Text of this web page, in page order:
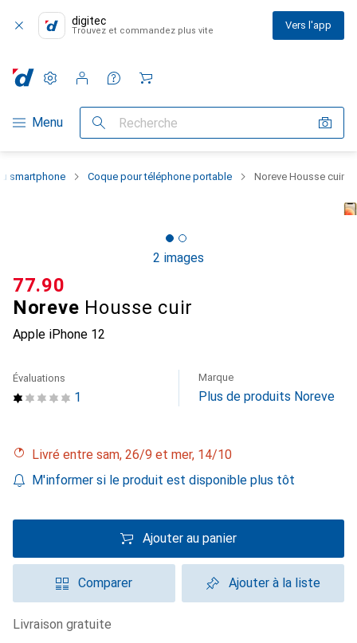
digitec
Trouvez et commandez plus vite Vers l'app
Navigation par catégorie
Menu Recherche
Paramètres
Compte client
Listes de comparaison
Listes d'envies
Panier
smartphone Coque pour téléphone portable Noreve Housse cuir
2 images
Noreve Housse cuir
Apple iPhone 12
CHF
77.90
1
Évaluations Marque
Plus de produits Noreve
Livré entre sam, 26/9 et mer, 14/10
M'informer si le produit est disponible plus tôt
Ajouter au panier
Comparer Ajouter à la liste
livraison gratuite